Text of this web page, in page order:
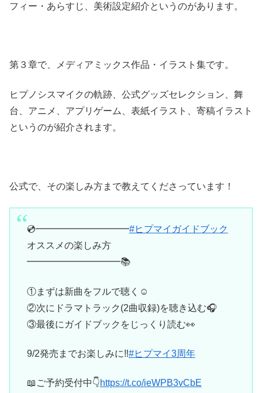
フィー・あらすじ、美術設定紹介というのがあります。
第３章で、メディアミックス作品・イラスト集です。
ヒプノシスマイクの軌跡、公式グッズセレクション、舞
台、アニメ、アプリゲーム、表紙イラスト、寄稿イラスト
というのが紹介されます。
公式で、その楽しみ方まで教えてくださっています！
💿━━━━━━━━━━#ヒプマイガイドブック
オススメの楽しみ方
━━━━━━━━━━📚
①まずは新曲をフルで聴く☺️
②次にドラマトラック(2曲収録)を聴き込む🎧
③最後にガイドブックをじっくり読む👀
9/2発売までお楽しみに‼️#ヒプマイ3周年
📖ご予約受付中👇https://t.co/ieWPB3vCbE